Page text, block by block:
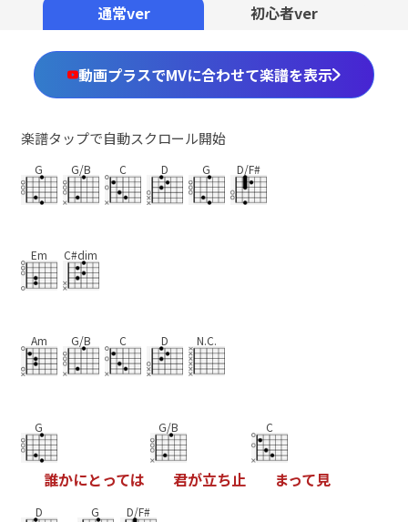
通常ver 初心者ver
動画プラスでMVに合わせて楽譜を表示
楽譜タップで自動スクロール開始
G G/B C D G D/F#
Em C#dim
Am G/B C D N.C.
G
誰かにとっては
G/B
君が立ち止
C
まって見
D G D/F#